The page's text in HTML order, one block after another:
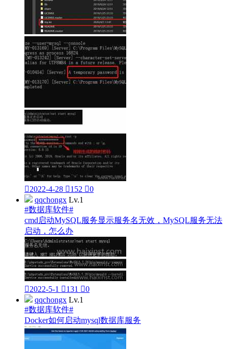
2022-4-28 152 0
qqchongx Lv.1
#数据库软件#
cmd启动MySQL服务显示服务名无效，MySQL服务无法
启动，怎么办
2022-5-1 131 0
qqchongx Lv.1
#数据库软件#
Docker如何启动mysql数据库服务